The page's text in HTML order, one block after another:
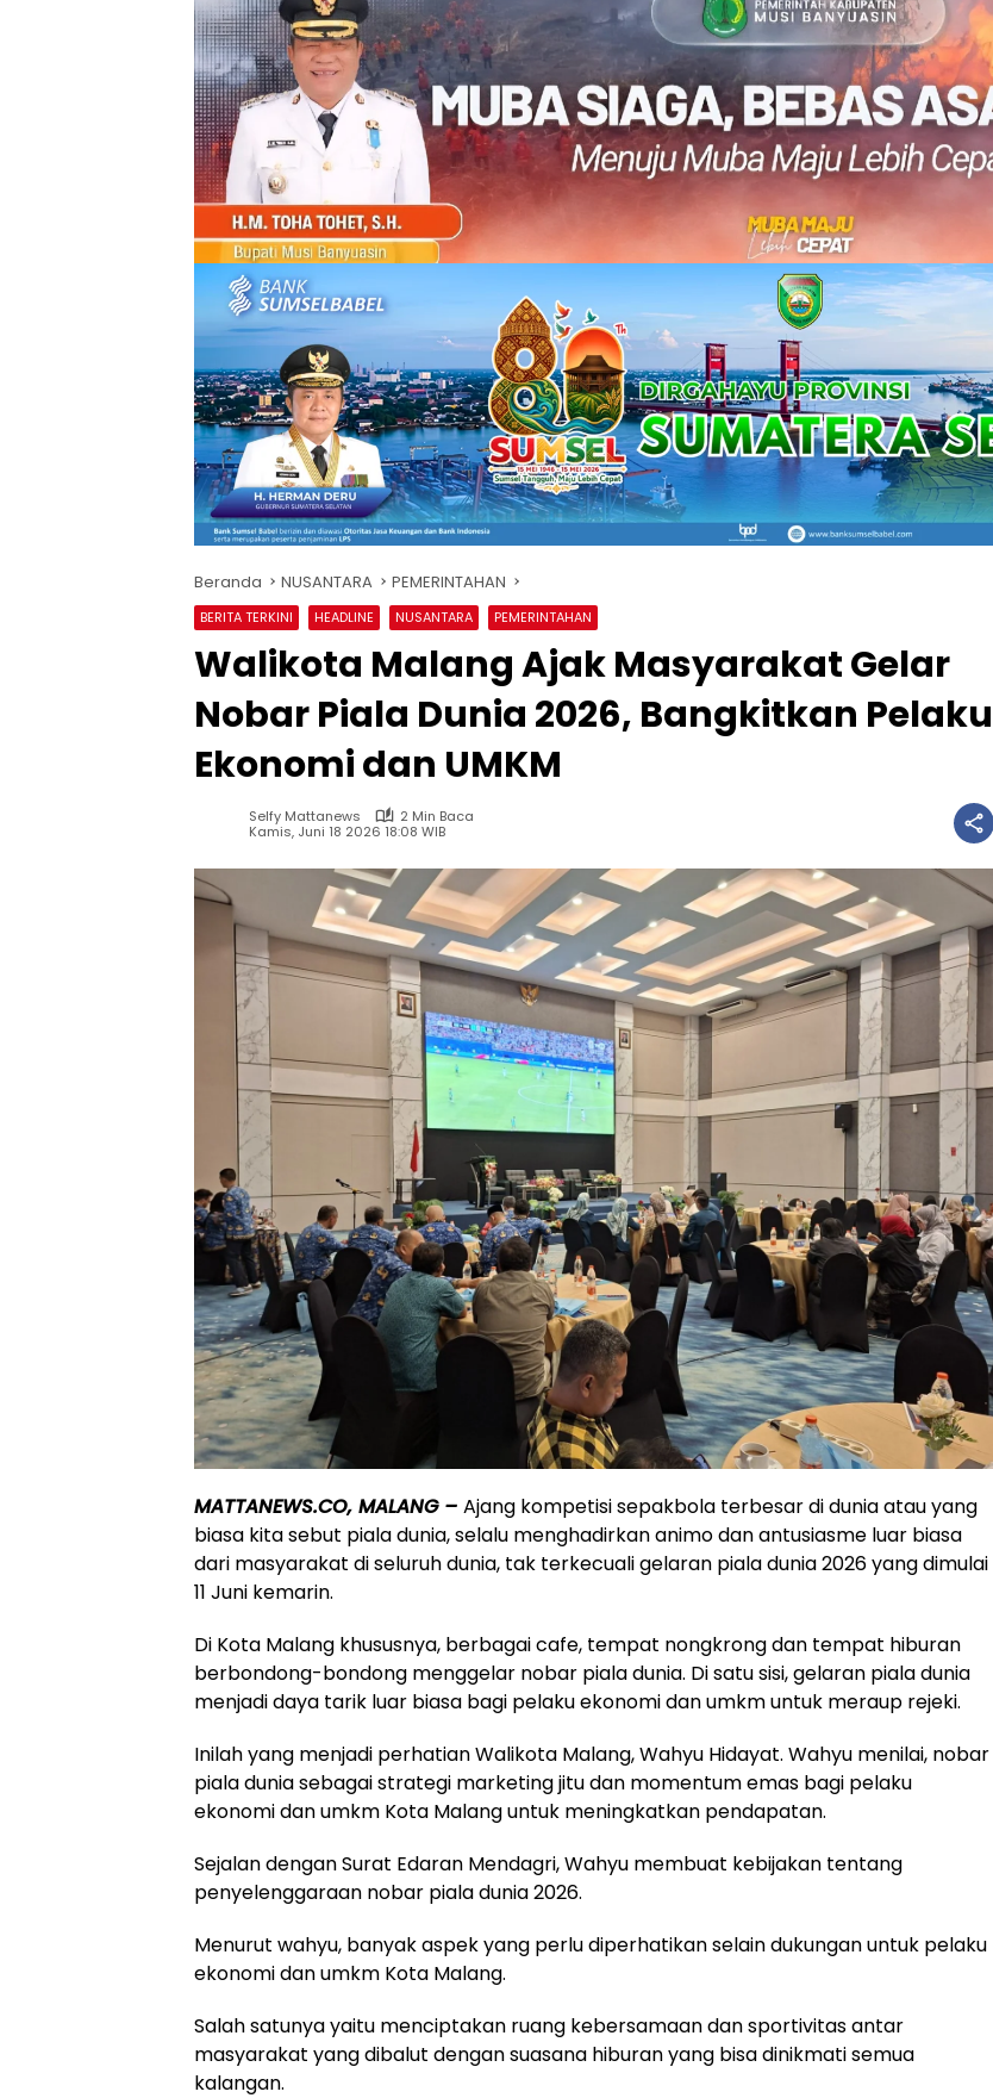
Beranda NUSANTARA PEMERINTAHAN
BERITA TERKINI HEADLINE NUSANTARA PEMERINTAHAN
Walikota Malang Ajak Masyarakat Gelar
Nobar Piala Dunia 2026, Bangkitkan Pelaku
Ekonomi dan UMKM
Selfy Mattanews
2 Min Baca
Kamis, Juni 18 2026 18:08 WIB
MATTANEWS.CO, MALANG – Ajang kompetisi sepakbola terbesar di dunia atau yang
biasa kita sebut piala dunia, selalu menghadirkan animo dan antusiasme luar biasa
dari masyarakat di seluruh dunia, tak terkecuali gelaran piala dunia 2026 yang dimulai
11 Juni kemarin.
Di Kota Malang khususnya, berbagai cafe, tempat nongkrong dan tempat hiburan
berbondong-bondong menggelar nobar piala dunia. Di satu sisi, gelaran piala dunia
menjadi daya tarik luar biasa bagi pelaku ekonomi dan umkm untuk meraup rejeki.
Inilah yang menjadi perhatian Walikota Malang, Wahyu Hidayat. Wahyu menilai, nobar
piala dunia sebagai strategi marketing jitu dan momentum emas bagi pelaku
ekonomi dan umkm Kota Malang untuk meningkatkan pendapatan.
Sejalan dengan Surat Edaran Mendagri, Wahyu membuat kebijakan tentang
penyelenggaraan nobar piala dunia 2026.
Menurut wahyu, banyak aspek yang perlu diperhatikan selain dukungan untuk pelaku
ekonomi dan umkm Kota Malang.
Salah satunya yaitu menciptakan ruang kebersamaan dan sportivitas antar
masyarakat yang dibalut dengan suasana hiburan yang bisa dinikmati semua
kalangan.